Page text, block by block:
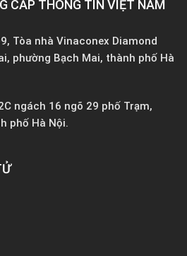
CẤP THÔNG TIN VIỆT NAM
Tòa nhà Vinaconex Diamond
phường Bạch Mai, thành phố Hà
ngách 16 ngõ 29 phố Trạm,
phố Hà Nội.